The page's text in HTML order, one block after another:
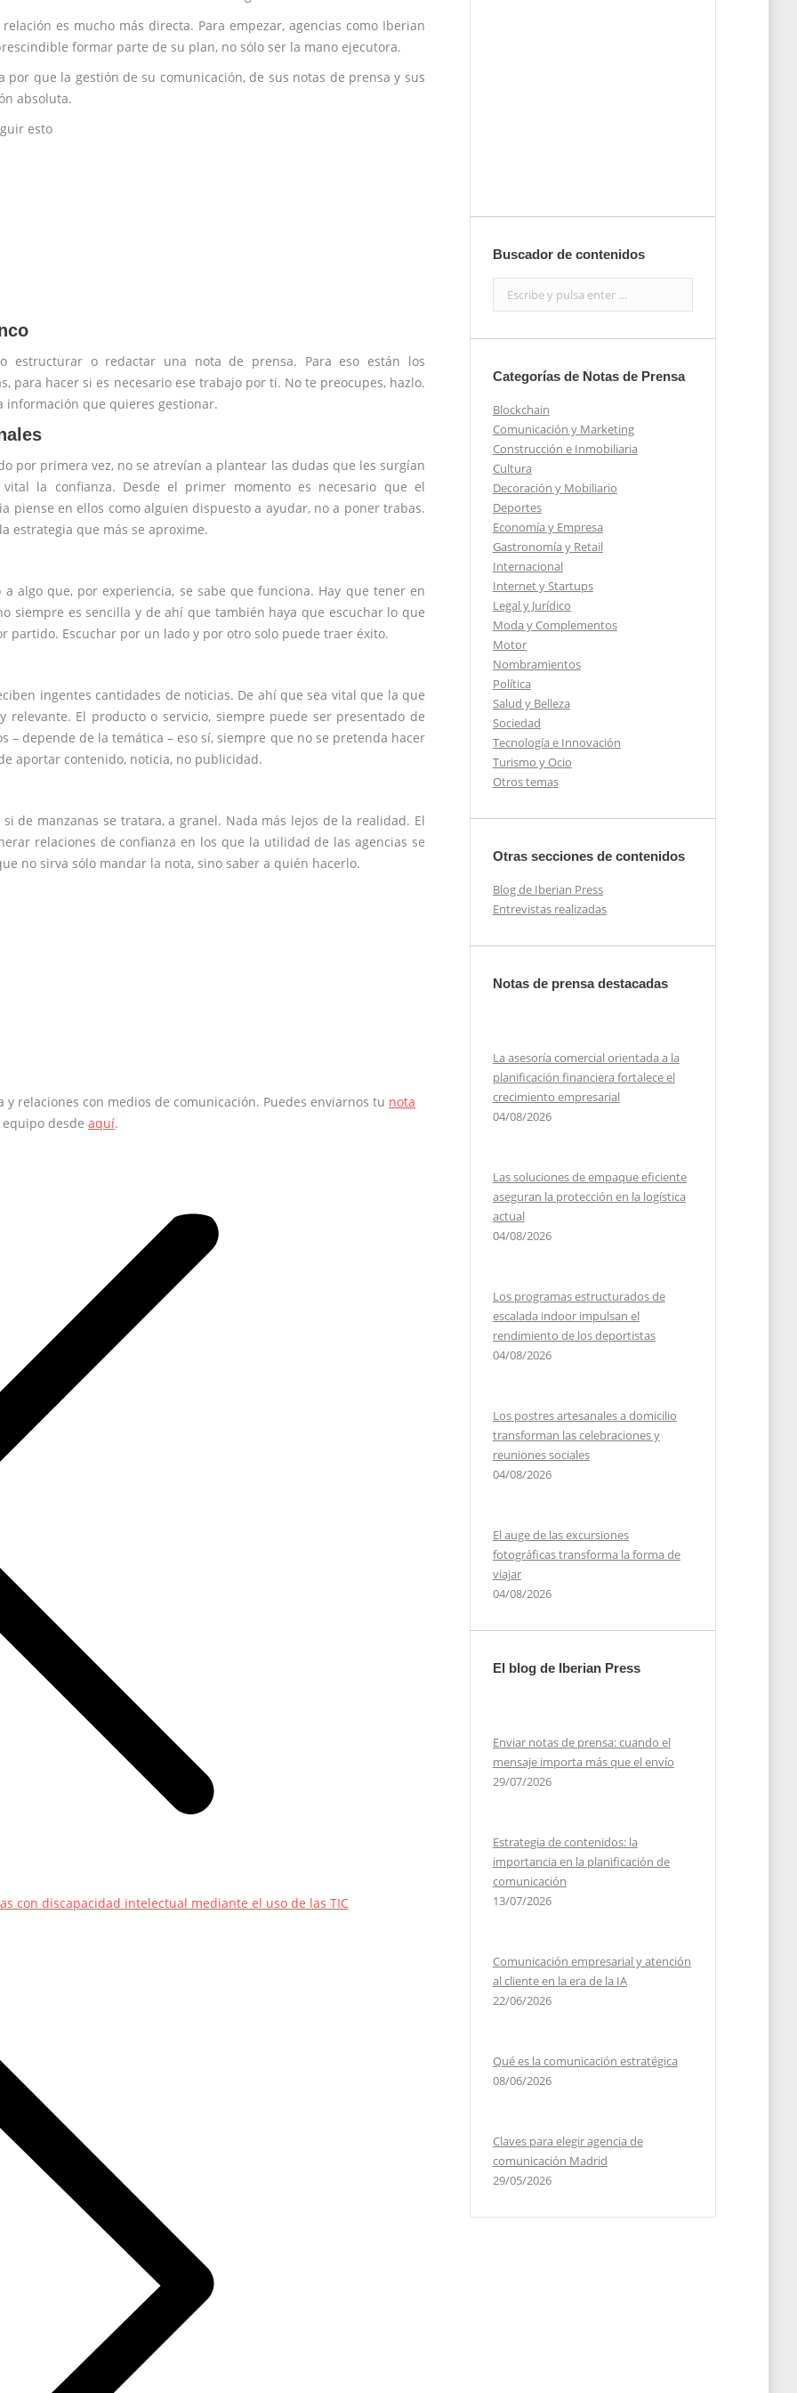
es mucho más directa. Para empezar, agencias como Iberian
formar parte de su plan, no sólo ser la mano ejecutora.
que la gestión de su comunicación, de sus notas de prensa y sus
absoluta.
esto
estructurar o redactar una nota de prensa. Para eso están los
para hacer si es necesario ese trabajo por ti. No te preocupes, hazlo.
información que quieres gestionar.
por primera vez, no se atrevían a plantear las dudas que les surgían
la confianza. Desde el primer momento es necesario que el
piense en ellos como alguien dispuesto a ayudar, no a poner trabas.
estrategia que más se aproxime.
algo que, por experiencia, se sabe que funciona. Hay que tener en
siempre es sencilla y de ahí que también haya que escuchar lo que
partido. Escuchar por un lado y por otro solo puede traer éxito.
ingentes cantidades de noticias. De ahí que sea vital que la que
El producto o servicio, siempre puede ser presentado de
– depende de la temática – eso sí, siempre que no se pretenda hacer
aportar contenido, noticia, no publicidad.
de manzanas se tratara, a granel. Nada más lejos de la realidad. El
relaciones de confianza en los que la utilidad de las agencias se
no sirva sólo mandar la nota, sino saber a quién hacerlo.
relaciones con medios de comunicación. Puedes enviarnos tu nota
desde aquí.
con discapacidad intelectual mediante el uso de las TIC
Buscador de contenidos
Categorías de Notas de Prensa
Blockchain
Comunicación y Marketing
Construcción e Inmobiliaria
Cultura
Decoración y Mobiliario
Deportes
Economía y Empresa
Gastronomía y Retail
Internacional
Internet y Startups
Legal y Jurídico
Moda y Complementos
Motor
Nombramientos
Política
Salud y Belleza
Sociedad
Tecnología e Innovación
Turismo y Ocio
Otros temas
Otras secciones de contenidos
Blog de Iberian Press
Entrevistas realizadas
Notas de prensa destacadas
La asesoría comercial orientada a la
planificación financiera fortalece el
crecimiento empresarial
04/08/2026
Las soluciones de empaque eficiente
aseguran la protección en la logística
actual
04/08/2026
Los programas estructurados de
escalada indoor impulsan el
rendimiento de los deportistas
04/08/2026
Los postres artesanales a domicilio
transforman las celebraciones y
reuniones sociales
04/08/2026
El auge de las excursiones
fotográficas transforma la forma de
viajar
04/08/2026
El blog de Iberian Press
Enviar notas de prensa: cuando el
mensaje importa más que el envío
29/07/2026
Estrategia de contenidos: la
importancia en la planificación de
comunicación
13/07/2026
Comunicación empresarial y atención
al cliente en la era de la IA
22/06/2026
Qué es la comunicación estratégica
08/06/2026
Claves para elegir agencia de
comunicación Madrid
29/05/2026